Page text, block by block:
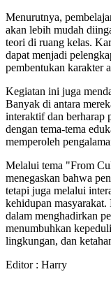
Menurutnya,
akan lebih mudah
teori di ruang kelas.
dapat menjadi
pembentukan karakter
Kegiatan ini juga
Banyak di antara
interaktif dan berharap
dengan tema-tema
memperoleh
Melalui tema "From
menegaskan bahwa
tetapi juga melalui
kehidupan
dalam menghadirkan
menumbuhkan
lingkungan, dan
Editor : Harry